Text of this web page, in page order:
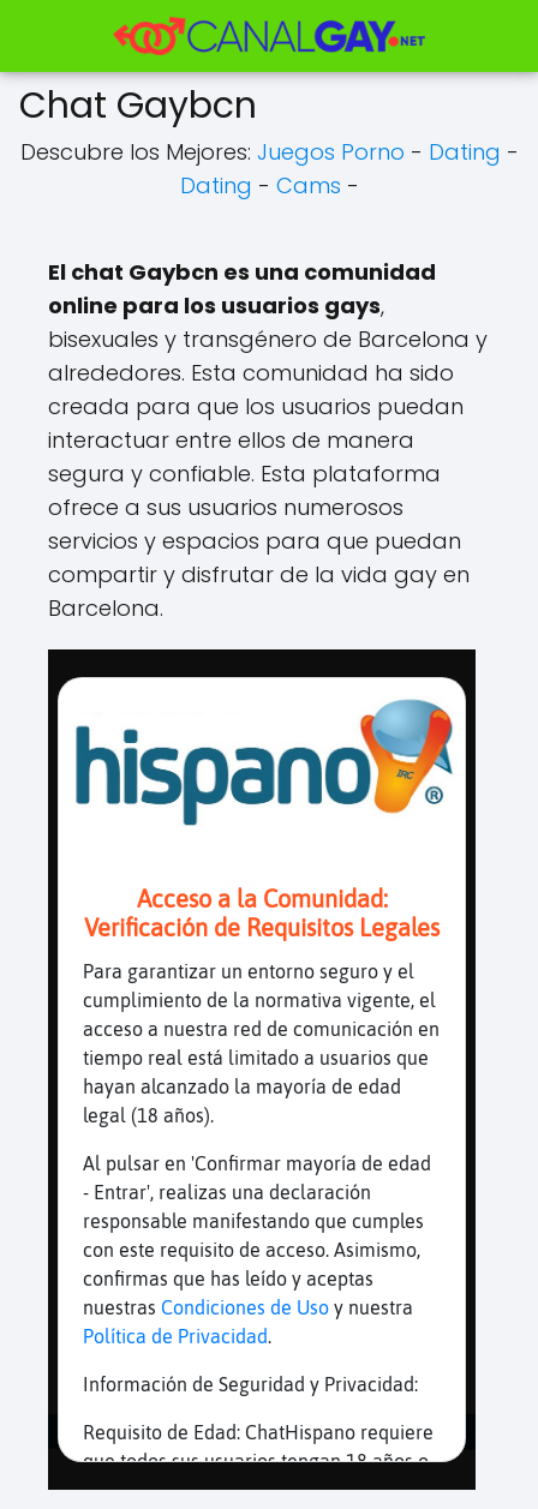
Chat Gaybcn
Descubre los Mejores: Juegos Porno - Dating -
Dating - Cams -
El chat Gaybcn es una comunidad
online para los usuarios gays,
bisexuales y transgénero de Barcelona y
alrededores. Esta comunidad ha sido
creada para que los usuarios puedan
interactuar entre ellos de manera
segura y confiable. Esta plataforma
ofrece a sus usuarios numerosos
servicios y espacios para que puedan
compartir y disfrutar de la vida gay en
Barcelona.